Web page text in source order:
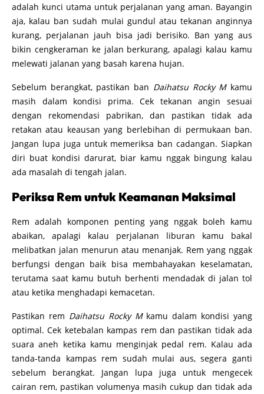
adalah kunci utama untuk perjalanan yang aman. Bayangin
aja, kalau ban sudah mulai gundul atau tekanan anginnya
kurang, perjalanan jauh bisa jadi berisiko. Ban yang aus
bikin cengkeraman ke jalan berkurang, apalagi kalau kamu
melewati jalanan yang basah karena hujan.
Sebelum berangkat, pastikan ban Daihatsu Rocky Mkamu
masih dalam kondisi prima. Cek tekanan angin sesuai
dengan rekomendasi pabrikan, dan pastikan tidak ada
retakan atau keausan yang berlebihan di permukaan ban.
Jangan lupa juga untuk memeriksa ban cadangan. Siapkan
diri buat kondisi darurat, biar kamu nggak bingung kalau
ada masalah di tengah jalan.
Periksa Rem untuk Keamanan Maksimal
Rem adalah komponen penting yang nggak boleh kamu
abaikan, apalagi kalau perjalanan liburan kamu bakal
melibatkan jalan menurun atau menanjak. Rem yang nggak
berfungsi dengan baik bisa membahayakan keselamatan,
terutama saat kamu butuh berhenti mendadak di jalan tol
atau ketika menghadapi kemacetan.
Pastikan rem Daihatsu Rocky Mkamu dalam kondisi yang
optimal. Cek ketebalan kampas rem dan pastikan tidak ada
suara aneh ketika kamu menginjak pedal rem. Kalau ada
tanda-tanda kampas rem sudah mulai aus, segera ganti
sebelum berangkat. Jangan lupa juga untuk mengecek
cairan rem, pastikan volumenya masih cukup dan tidak ada